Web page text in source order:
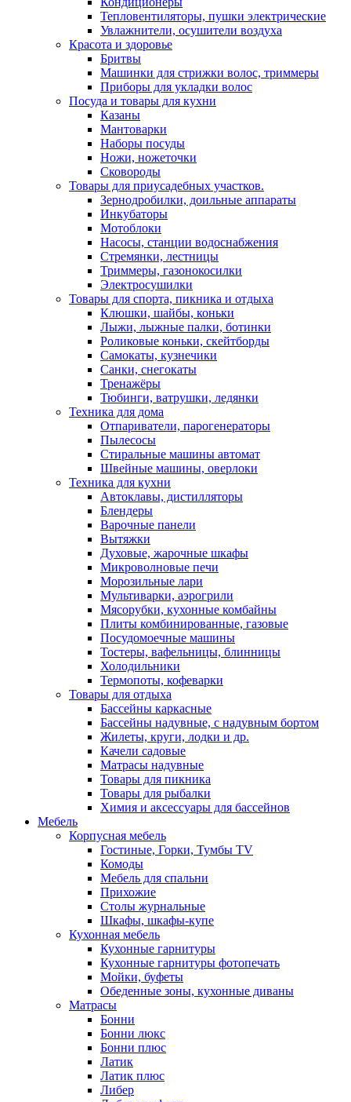
Тепловентиляторы, пушки электрические
Увлажнители, осушители воздуха
Красота и здоровье
Бритвы
Машинки для стрижки волос, триммеры
Приборы для укладки волос
Посуда и товары для кухни
Казаны
Мантоварки
Наборы посуды
Ножи, ножеточки
Сковороды
Товары для приусадебных участков.
Зернодробилки, доильные аппараты
Инкубаторы
Мотоблоки
Насосы, станции водоснабжения
Стремянки, лестницы
Триммеры, газонокосилки
Электросушилки
Товары для спорта, пикника и отдыха
Клюшки, шайбы, коньки
Лыжи, лыжные палки, ботинки
Роликовые коньки, скейтборды
Самокаты, кузнечики
Санки, снегокаты
Тренажёры
Тюбинги, ватрушки, ледянки
Техника для дома
Отпариватели, парогенераторы
Пылесосы
Стиральные машины автомат
Швейные машины, оверлоки
Техника для кухни
Автоклавы, дистилляторы
Блендеры
Варочные панели
Вытяжки
Духовые, жарочные шкафы
Микроволновые печи
Морозильные лари
Мультиварки, аэрогрили
Мясорубки, кухонные комбайны
Плиты комбинированные, газовые
Посудомоечные машины
Тостеры, вафельницы, блинницы
Холодильники
Термопоты, кофеварки
Товары для отдыха
Бассейны каркасные
Бассейны надувные, с надувным бортом
Жилеты, круги, лодки и др.
Качели садовые
Матрасы надувные
Товары для пикника
Товары для рыбалки
Химия и аксессуары для бассейнов
Мебель
Корпусная мебель
Гостиные, Горки, Тумбы TV
Комоды
Мебель для спальни
Прихожие
Столы журнальные
Шкафы, шкафы-купе
Кухонная мебель
Кухонные гарнитуры
Кухонные гарнитуры фотопечать
Мойки, буфеты
Обеденные зоны, кухонные диваны
Матрасы
Бонни
Бонни люкс
Бонни плюс
Латик
Латик плюс
Либер